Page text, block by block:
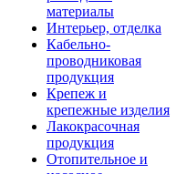
материалы
Интерьер, отделка
Кабельно-
проводниковая
продукция
Крепеж и
крепежные изделия
Лакокрасочная
продукция
Отопительное и